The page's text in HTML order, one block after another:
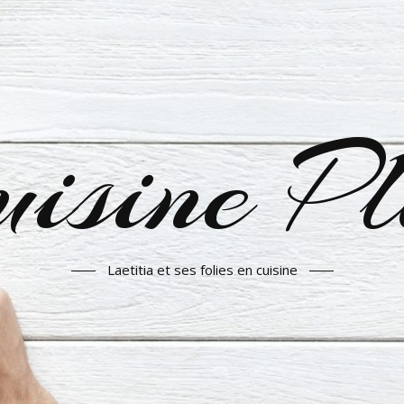
Laetitia et ses folies en cuisine